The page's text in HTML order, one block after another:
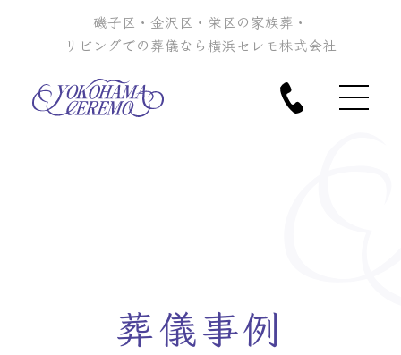
磯子区・金沢区・栄区の家族葬・
リビングでの葬儀なら横浜セレモ株式会社
葬儀事例